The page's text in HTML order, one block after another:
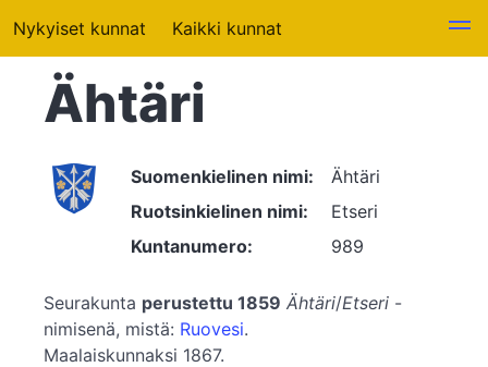
Nykyiset kunnat Kaikki kunnat
Ähtäri
Suomenkielinen nimi:
Ähtäri
Ruotsinkielinen nimi:
Etseri
Kuntanumero:
989
Seurakunta perustettu 1859 Ähtäri/Etseri -
nimisenä, mistä: Ruovesi.
Maalaiskunnaksi 1867.